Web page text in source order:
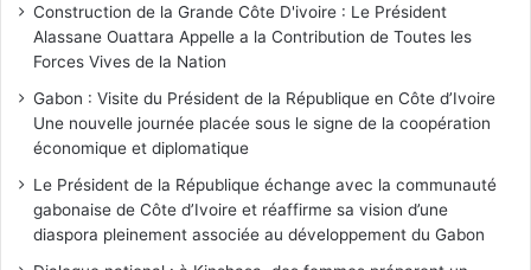
Construction de la Grande Côte D'ivoire : Le Président
Alassane Ouattara Appelle a la Contribution de Toutes les
Forces Vives de la Nation
Gabon : Visite du Président de la République en Côte d’Ivoire
Une nouvelle journée placée sous le signe de la coopération
économique et diplomatique
Le Président de la République échange avec la communauté
gabonaise de Côte d’Ivoire et réaffirme sa vision d’une
diaspora pleinement associée au développement du Gabon